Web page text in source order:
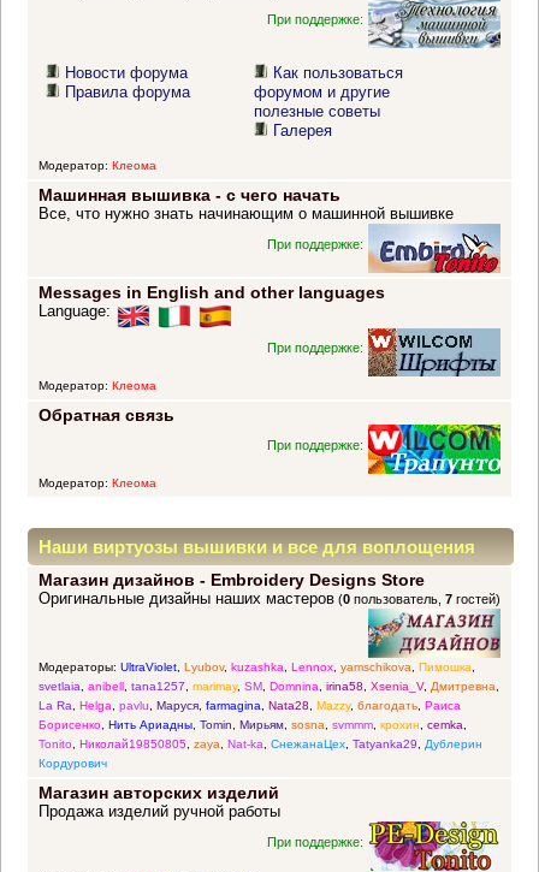
При поддержке:
Новости форума
Правила форума
Как пользоваться
форумом и другие
полезные советы
Галерея
Модератор: Клеома
Машинная вышивка - с чего начать
Все, что нужно знать начинающим о машинной вышивке
При поддержке:
Messages in English and other languages
Language:
При поддержке:
Модератор: Клеома
Обратная связь
При поддержке:
Модератор: Клеома
Наши виртуозы вышивки и все для воплощения
прекрасных идей
Магазин дизайнов - Embroidery Designs Store
(0 пользователь,7 гостей)
Оригинальные дизайны наших мастеров
Модераторы: UltraViolet, Lyubov, kuzashka, Lennox, yamschikova, Пимошка,
svetlaia, anibell, tana1257, marimay, SM, Domnina, irina58, Xsenia_V, Дмитревна,
La Ra, Helga, pavlu, Маруся, farmagina, Nata28, Mazzy, благодать, Раиса
Борисенко, Нить Ариадны, Tomin, Мирьям, sosna, svmmm, крохин, cemka,
Tonito, Николай19850805, zaya, Nat-ka, СнежанаЦех, Tatyanka29, Дублерин
Кордурович
Магазин авторских изделий
Продажа изделий ручной работы
При поддержке: